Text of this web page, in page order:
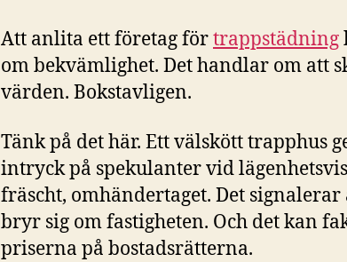
Att anlita ett företag förtrappstädning
om bekvämlighet. Det handlar om att
värden. Bokstavligen.
Tänk på det här. Ett välskött trapphus
intryck på spekulanter vid
fräscht, omhändertaget. Det
bryr sig om fastigheten. Och det kan
priserna på bostadsrätterna.